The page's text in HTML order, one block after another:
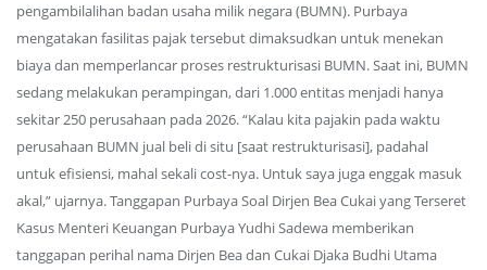
pengambilalihan badan usaha milik negara (BUMN). Purbaya
mengatakan fasilitas pajak tersebut dimaksudkan untuk menekan
biaya dan memperlancar proses restrukturisasi BUMN. Saat ini, BUMN
sedang melakukan perampingan, dari 1.000 entitas menjadi hanya
sekitar 250 perusahaan pada 2026. “Kalau kita pajakin pada waktu
perusahaan BUMN jual beli di situ [saat restrukturisasi], padahal
untuk efisiensi, mahal sekali cost-nya. Untuk saya juga enggak masuk
akal,” ujarnya. Tanggapan Purbaya Soal Dirjen Bea Cukai yang Terseret
Kasus Menteri Keuangan Purbaya Yudhi Sadewa memberikan
tanggapan perihal nama Dirjen Bea dan Cukai Djaka Budhi Utama